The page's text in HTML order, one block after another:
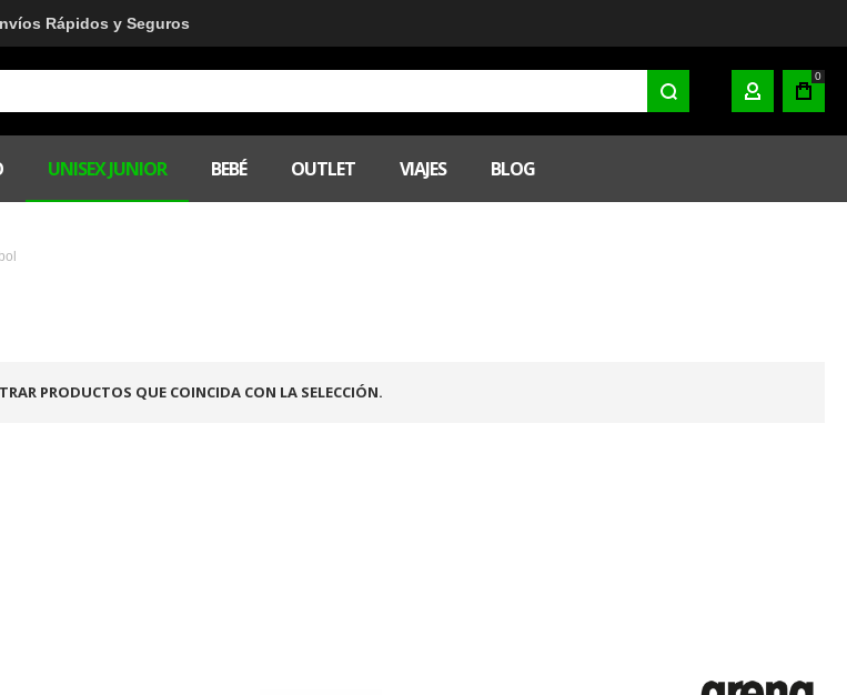
Rápidos y Seguros
MI CUENTA
0
UNISEX JUNIOR BEBÉ OUTLET VIAJES BLOG
PRODUCTOS QUE COINCIDA CON LA SELECCIÓN.